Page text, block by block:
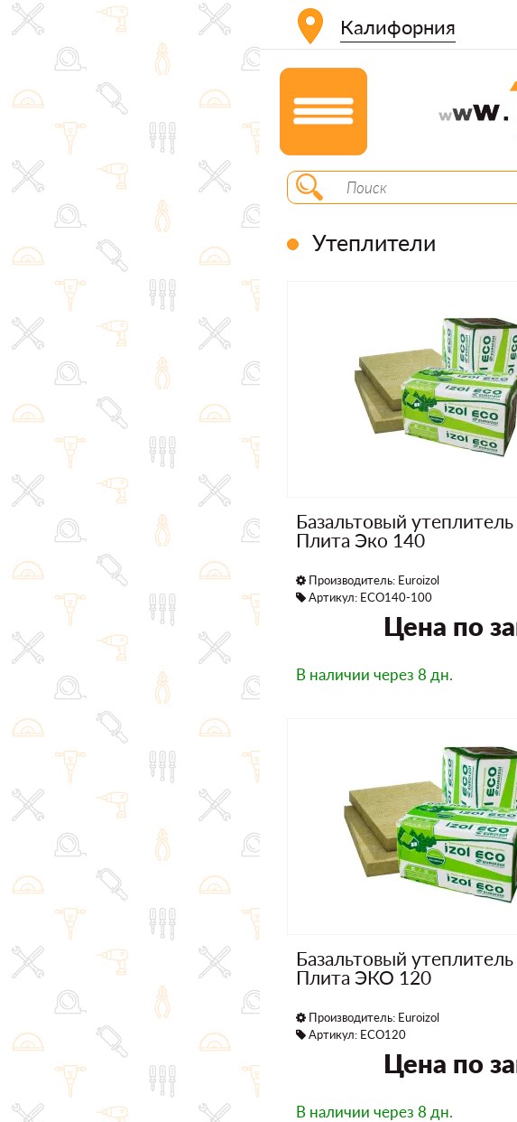
Калифорния
Утеплители
Базальтовый
Плита Эко 140
Производитель: Euroizol
Артикул: ECO140-100
Цена по
В наличии через 8 дн.
Базальтовый
Плита ЭКО 120
Производитель: Euroizol
Артикул: ECO120
Цена по
В наличии через 8 дн.